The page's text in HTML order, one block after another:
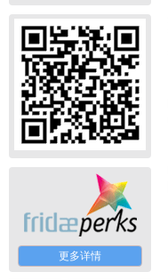
更多详情